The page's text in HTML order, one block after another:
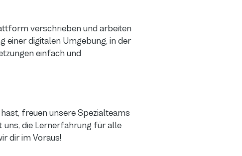
verschrieben und arbeiten
einer digitalen Umgebung, in der
einfach und
freuen unsere Spezialteams
uns, die Lernerfahrung für alle
dir im Voraus!